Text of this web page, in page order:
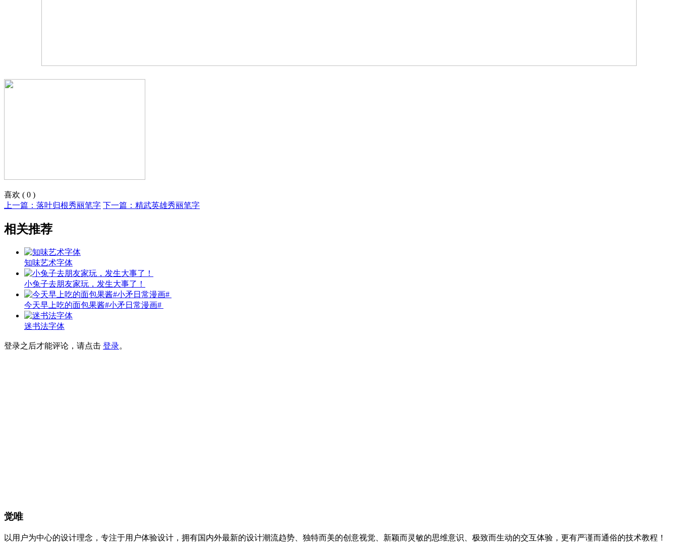
喜欢 ( 0 )
上一篇：落叶归根秀丽笔字 下一篇：精武英雄秀丽笔字
相关推荐
知味艺术字体
小兔子去朋友家玩，发生大事了！
今天早上吃的面包果酱#小矛日常漫画# ​​​​
迷书法字体
登录之后才能评论，请点击 登录。
觉唯
以用户为中心的设计理念，专注于用户体验设计，拥有国内外最新的设计潮流趋势、独特而美的创意视觉、新颖而灵敏的思维意识、极致而生动的交互体验，更有严谨而通俗的技术教程！